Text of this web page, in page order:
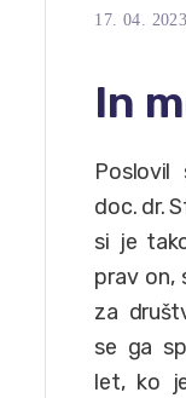
17. 04. 2023
In
Poslovil
doc. dr.
si je
prav on,
za
se ga
let, ko